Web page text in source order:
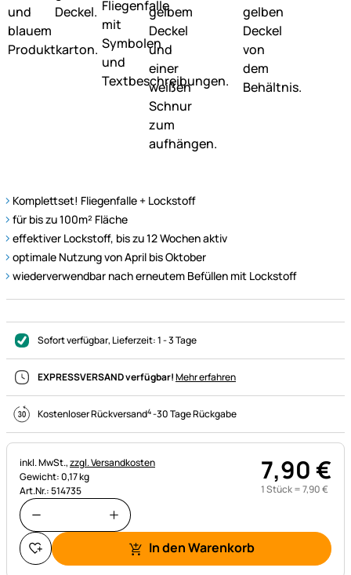
Komplettset! Fliegenfalle + Lockstoff
für bis zu 100m² Fläche
effektiver Lockstoff, bis zu 12 Wochen aktiv
optimale Nutzung von April bis Oktober
wiederverwendbar nach erneutem Befüllen mit Lockstoff
Sofort verfügbar, Lieferzeit:1 - 3 Tage
EXPRESSVERSAND verfügbar!Mehr erfahren
Kostenloser Rückversand4-30 Tage Rückgabe
Steuerhinweis:
inkl. MwSt.,zzgl. Versandkosten
Gewicht: 0,17 kg
Art.Nr.: 514735
7,90€
1 Stück =7,90€
In den Warenkorb